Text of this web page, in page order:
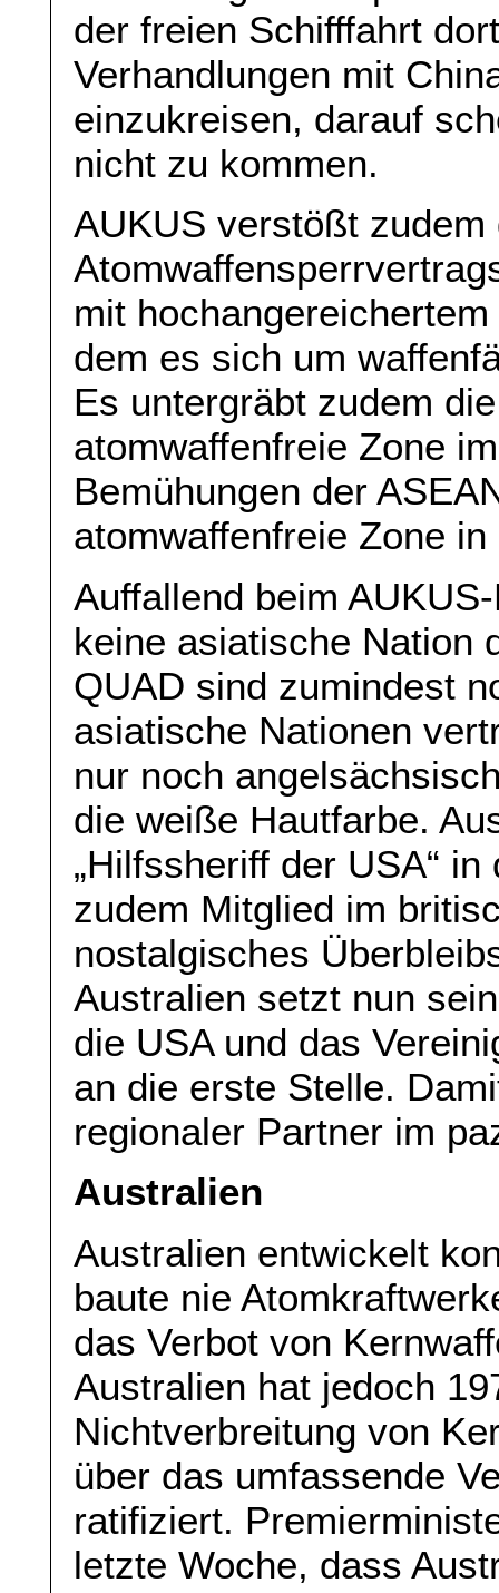
der freien Schifffahrt
Verhandlungen mit
einzukreisen, darauf
nicht zu kommen.
AUKUS verstößt
mit
dem es sich um
Es untergräbt zudem
atomwaffenfreie Zone
Bemühungen der
atomwaffenfreie Zone
Auffallend beim
keine asiatische Nation
QUAD sind zumindest
asiatische Nationen
nur noch
die weiße Hautfarbe.
„Hilfssheriff der USA“
zudem Mitglied im
nostalgisches
Australien setzt nun
die USA und das
an die erste Stelle.
regionaler Partner im
Australien
Australien entwickelt
baute nie
das Verbot von
Australien hat jedoch
Nichtverbreitung von
über das umfassende
ratifiziert.
letzte Woche, dass